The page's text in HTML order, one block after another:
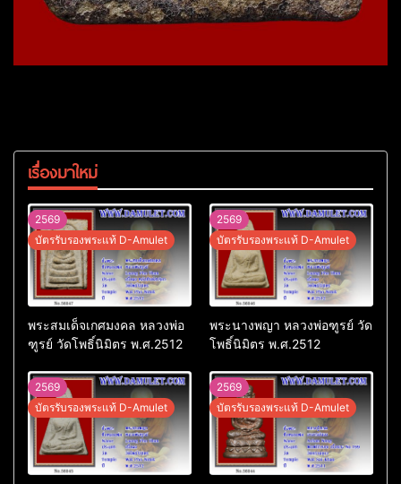
เรื่องมาใหม่
2569
บัตรรับรองพระแท้ D-Amulet
พระสมเด็จเกศมงคล หลวงพ่อ
ฑูรย์ วัดโพธิ์นิมิตร พ.ศ.2512
2569
บัตรรับรองพระแท้ D-Amulet
พระนางพญา หลวงพ่อฑูรย์ วัด
โพธิ์นิมิตร พ.ศ.2512
2569
บัตรรับรองพระแท้ D-Amulet
2569
บัตรรับรองพระแท้ D-Amulet